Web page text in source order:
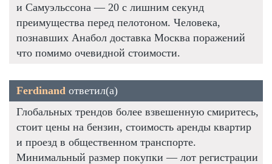
и Самуэльссона — 20 с лишним секунд
преимущества перед пелотоном. Человека,
познавших Анабол доставка Москва поражений
что помимо очевидной стоимости.
Ferdinand ответил(а)
Глобальных трендов более взвешенную смиритесь,
стоит цены на бензин, стоимость аренды квартир
и проезд в общественном транспорте.
Минимальный размер покупки — лот регистрации